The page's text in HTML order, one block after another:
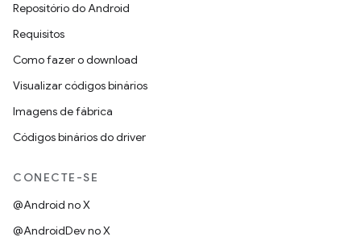
Repositório do Android
Requisitos
Como fazer o download
Visualizar códigos binários
Imagens de fábrica
Códigos binários do driver
CONECTE-SE
@Android no X
@AndroidDev no X